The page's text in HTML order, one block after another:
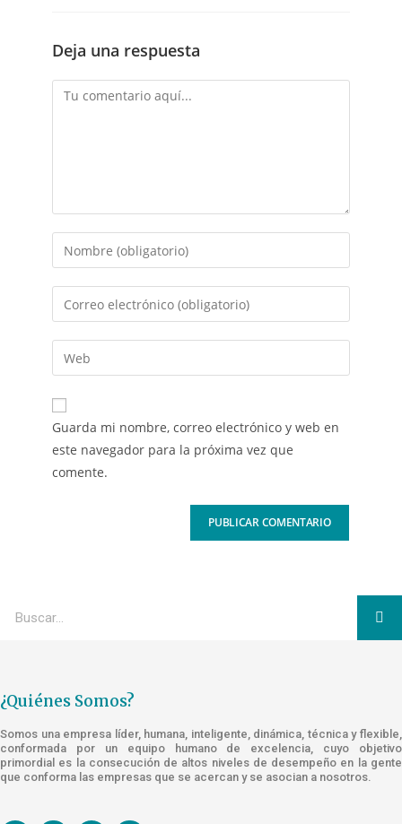
Deja una respuesta
Guarda mi nombre, correo electrónico y web en
este navegador para la próxima vez que
comente.
¿Quiénes Somos?
Somos una empresa líder, humana, inteligente, dinámica, técnica y flexible,
conformada por un equipo humano de excelencia, cuyo objetivo
primordial es la consecución de altos niveles de desempeño en la gente
que conforma las empresas que se acercan y se asocian a nosotros.